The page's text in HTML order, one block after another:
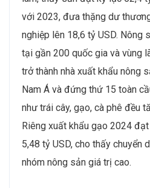
với 2023, đưa thặng dư
nghiệp lên 18,6 tỷ USD. Nông
tại gần 200 quốc gia và vùng
trở thành nhà xuất khẩu nông
Nam Á và đứng thứ 15 toàn
như trái cây, gạo, cà phê đều
Riêng xuất khẩu gạo 2024
5,48 tỷ USD, cho thấy chuyển
nhóm nông sản giá trị cao.